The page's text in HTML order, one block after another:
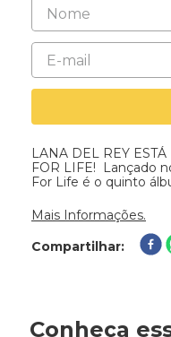
LANA DEL REY
FOR LIFE! Lançado
For Life é o quinto
Mais Informações.
Compartilhar
Conheça